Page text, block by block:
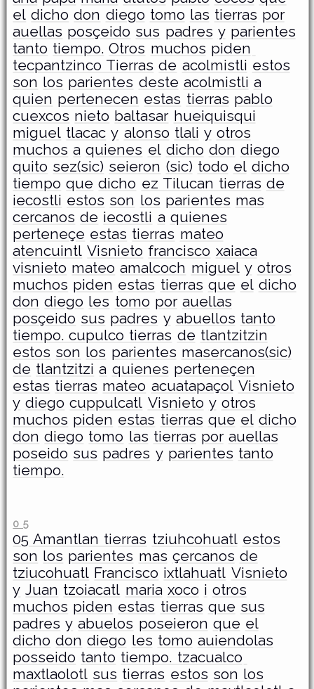
el dicho don diego tomo las tierras por
auellas posçeido sus padres y parientes
tanto tiempo. Otros muchos piden
tecpantzinco Tierras de acolmistli estos
son los parientes deste acolmistli a
quien pertenecen estas tierras pablo
cuexcos nieto baltasar hueiquisqui
miguel tlacac y alonso tlali y otros
muchos a quienes el dicho don diego
quito sez(sic) seieron (sic) todo el dicho
tiempo que dicho ez Tilucan tierras de
iecostli estos son los parientes mas
cercanos de iecostli a quienes
perteneçe estas tierras mateo
atencuintl Visnieto francisco xaiaca
visnieto mateo amalcoch miguel y otros
muchos piden estas tierras que el dicho
don diego les tomo por auellas
posçeido sus padres y abuellos tanto
tiempo. cupulco tierras de tlantzitzin
estos son los parientes masercanos(sic)
de tlantzitzi a quienes perteneçen
estas tierras mateo acuatapaçol Visnieto
y diego cuppulcatl Visnieto y otros
muchos piden estas tierras que el dicho
don diego tomo las tierras por auellas
poseido sus padres y parientes tanto
tiempo.
0 5
­05 Amantlan tierras tziuhcohuatl estos
son los parientes mas çercanos de
tziucohuatl Francisco ixtlahuatl Visnieto
y Juan tzoiacatl maria xoco i otros
muchos piden estas tierras que sus
padres y abuelos poseieron que el
dicho don diego les tomo auiendolas
posseido tanto tiempo. tzacualco
maxtlaolotl sus tierras estos son los